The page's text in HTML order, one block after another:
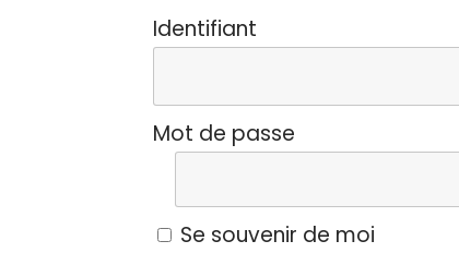
Identifiant
Mot de passe
Se souvenir de moi